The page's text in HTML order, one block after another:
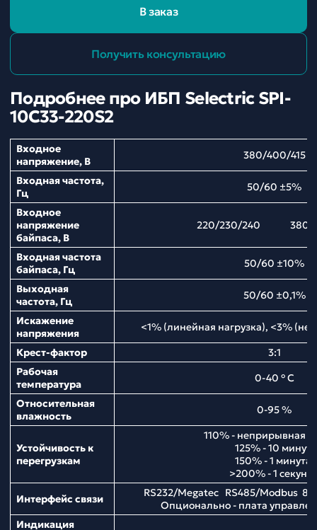
В заказ
Получить консультацию
Подробнее про ИБП Selectric SPI-
10C33-220S2
Входное
напряжение, В
380/400/415
Входная частота,
Гц
50/60 ±5%
Входное
напряжение
байпаса, В
220/230/240 380/
Входная частота
байпаса, Гц
50/60 ±10%
Выходная
частота, Гц
50/60 ±0,1%
Искажение
напряжения
<1% (линейная нагрузка), <3%
Крест-фактор
3:1
Рабочая
температура
0-40 ° С
Относительная
влажность
0-95 %
Устойчивость к
перегрузкам
110% - неприрывная
125% - 10 минут;
150% - 1 минута;
>200% - 1
Интерфейс связи
RS232/Megatec RS485/Modbus 8
Опционально - плата
Индикация